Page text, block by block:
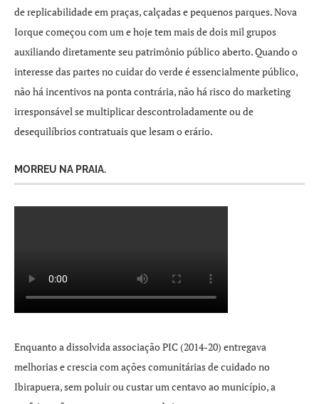
de replicabilidade em praças, calçadas e pequenos parques. Nova
Iorque começou com um e hoje tem mais de dois mil grupos
auxiliando diretamente seu patrimônio público aberto. Quando o
interesse das partes no cuidar do verde é essencialmente público,
não há incentivos na ponta contrária, não há risco do marketing
irresponsável se multiplicar descontroladamente ou de
desequilíbrios contratuais que lesam o erário.
MORREU NA PRAIA.
Enquanto a dissolvida associação PIC (2014-20) entregava
melhorias e crescia com ações comunitárias de cuidado no
Ibirapuera, sem poluir ou custar um centavo ao município, a